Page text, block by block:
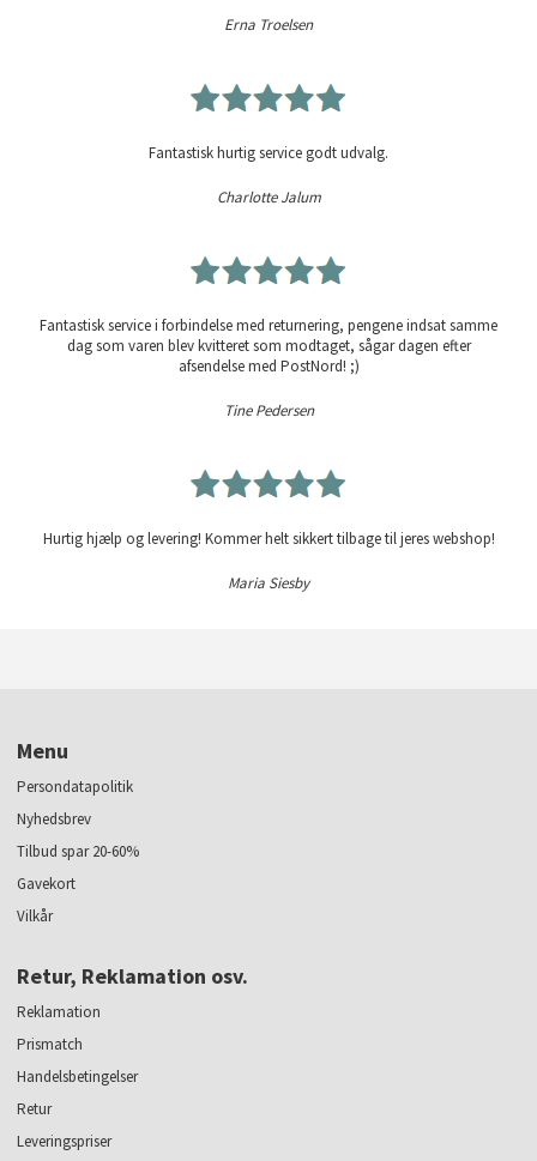
Erna Troelsen
Fantastisk hurtig service godt udvalg.
Charlotte Jalum
Fantastisk service i forbindelse med returnering, pengene indsat samme
dag som varen blev kvitteret som modtaget, sågar dagen efter
afsendelse med PostNord! ;)
Tine Pedersen
Hurtig hjælp og levering! Kommer helt sikkert tilbage til jeres webshop!
Maria Siesby
Menu
Persondatapolitik
Nyhedsbrev
Tilbud spar 20-60%
Gavekort
Vilkår
Retur, Reklamation osv.
Reklamation
Prismatch
Handelsbetingelser
Retur
Leveringspriser